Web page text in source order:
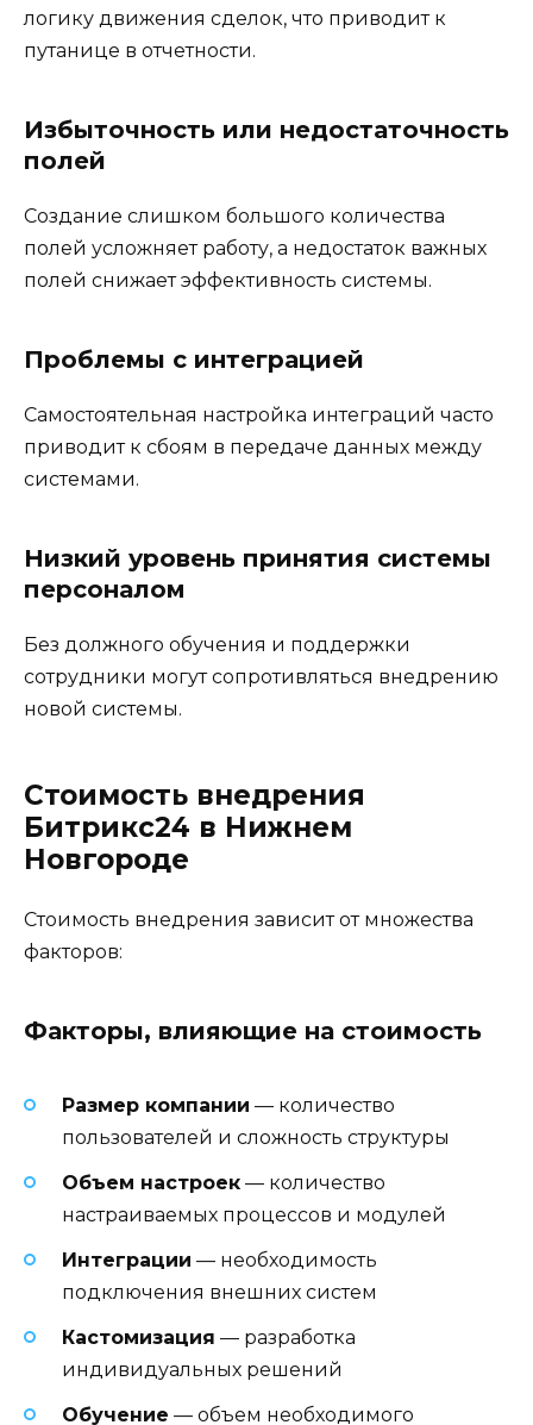
логику движения сделок, что приводит к
путанице в отчетности.
Избыточность или недостаточность
полей
Создание слишком большого количества
полей усложняет работу, а недостаток важных
полей снижает эффективность системы.
Проблемы с интеграцией
Самостоятельная настройка интеграций часто
приводит к сбоям в передаче данных между
системами.
Низкий уровень принятия системы
персоналом
Без должного обучения и поддержки
сотрудники могут сопротивляться внедрению
новой системы.
Стоимость внедрения
Битрикс24 в Нижнем
Новгороде
Стоимость внедрения зависит от множества
факторов:
Факторы, влияющие на стоимость
Размер компании — количество
пользователей и сложность структуры
Объем настроек — количество
настраиваемых процессов и модулей
Интеграции — необходимость
подключения внешних систем
Кастомизация — разработка
индивидуальных решений
Обучение — объем необходимого